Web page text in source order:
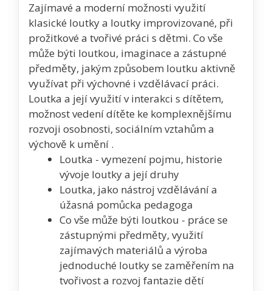
Zajímavé a moderní možnosti využití
klasické loutky a loutky improvizované, při
prožitkové a tvořivé práci s dětmi. Co vše
může býti loutkou, imaginace a zástupné
předměty, jakým způsobem loutku aktivně
využívat při výchovné i vzdělávací práci.
Loutka a její využití v interakci s dítětem,
možnost vedení dítěte ke komplexnějšímu
rozvoji osobnosti, sociálním vztahům a
výchově k umění .
Loutka - vymezení pojmu, historie
vývoje loutky a její druhy
Loutka, jako nástroj vzdělávání a
úžasná pomůcka pedagoga
Co vše může býti loutkou - práce se
zástupnými předměty, využití
zajímavých materiálů a výroba
jednoduché loutky se zaměřením na
tvořivost a rozvoj fantazie dětí